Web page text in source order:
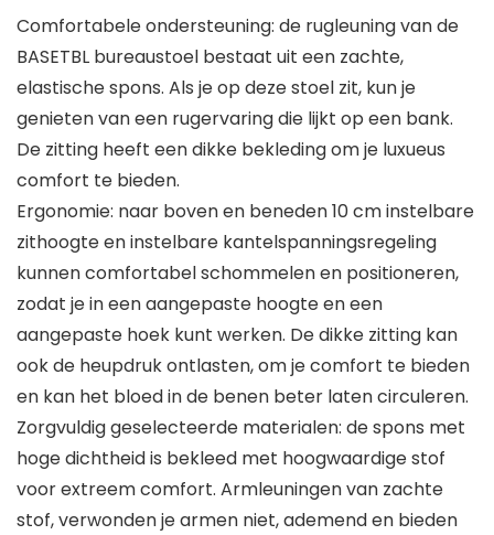
Comfortabele ondersteuning: de rugleuning van de
BASETBL bureaustoel bestaat uit een zachte,
elastische spons. Als je op deze stoel zit, kun je
genieten van een rugervaring die lijkt op een bank.
De zitting heeft een dikke bekleding om je luxueus
comfort te bieden.
Ergonomie: naar boven en beneden 10 cm instelbare
zithoogte en instelbare kantelspanningsregeling
kunnen comfortabel schommelen en positioneren,
zodat je in een aangepaste hoogte en een
aangepaste hoek kunt werken. De dikke zitting kan
ook de heupdruk ontlasten, om je comfort te bieden
en kan het bloed in de benen beter laten circuleren.
Zorgvuldig geselecteerde materialen: de spons met
hoge dichtheid is bekleed met hoogwaardige stof
voor extreem comfort. Armleuningen van zachte
stof, verwonden je armen niet, ademend en bieden